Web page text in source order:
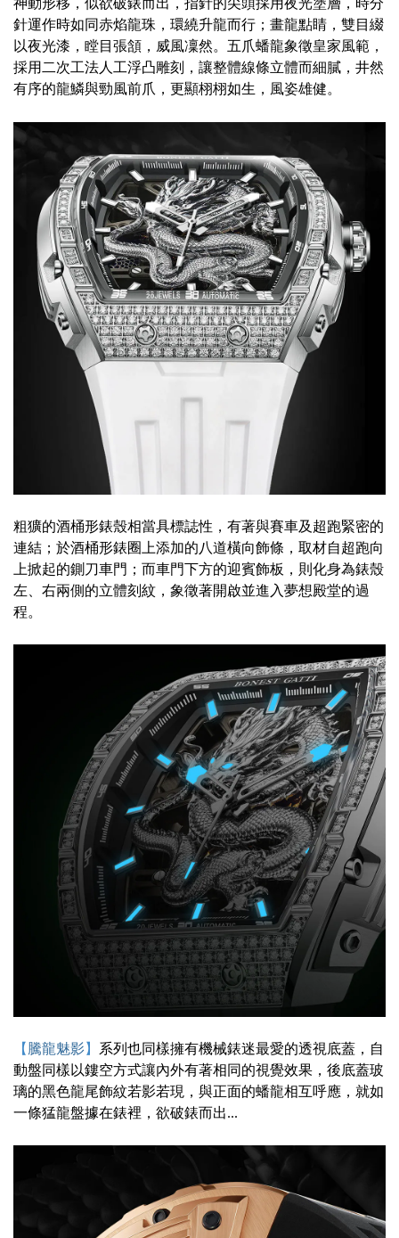
神動形移，似欲破錶而出，指針的尖頭採用夜光塗層，時分
針運作時如同赤焰龍珠，環繞升龍而行；畫龍點睛，雙目綴
以夜光漆，瞠目張頷，威風凜然。 五爪蟠龍象徵皇家風範，
採用二次工法人工浮凸雕刻，讓整體線條立體而細膩，井然
有序的龍鱗與勁風前爪，更顯栩栩如生，風姿雄健。
粗獷的酒桶形錶殼相當具標誌性，有著與賽車及超跑緊密的
連結；於酒桶形錶圈上添加的八道橫向飾條，取材自超跑向
上掀起的鍘刀車門；而車門下方的迎賓飾板，則化身為錶殼
左、右兩側的立體刻紋，象徵著開啟並進入夢想殿堂的過
程。
【 騰龍魅影】 系列也同樣擁有機械錶迷最愛的透視底蓋，自
動盤同樣以鏤空方式讓內外有著相同的視覺效果， 後底蓋玻
璃的黑色龍尾飾紋若影若現，與正面的蟠龍相互呼應，就如
一條猛龍盤據在錶裡，欲破錶而出...